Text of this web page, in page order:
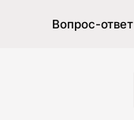
Вопрос-ответ